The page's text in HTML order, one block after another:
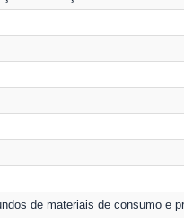
de materiais de consumo e